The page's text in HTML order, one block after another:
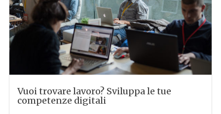
Vuoi trovare lavoro? Sviluppa le tue
competenze digitali